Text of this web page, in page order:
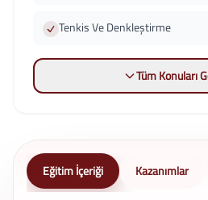
Tenkis Ve Denkleştirme
Tüm Konuları
Eğitim İçeriği Kazanımlar